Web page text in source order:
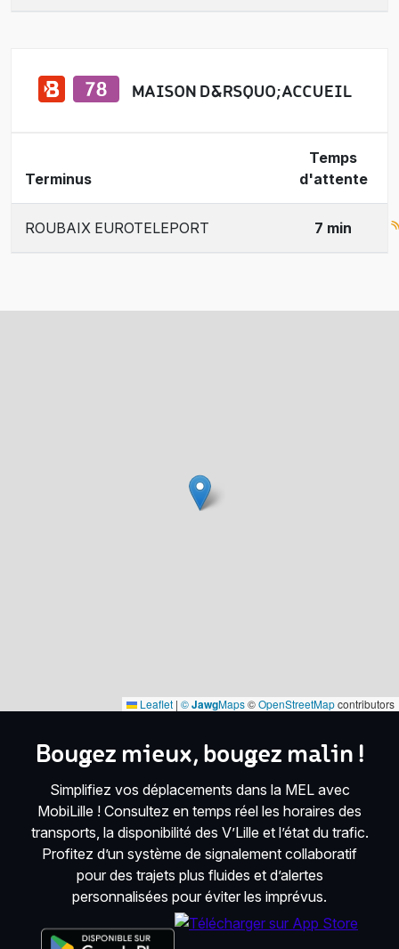
MAISON D&RSQUO;ACCUEIL
Terminus
Temps
d'attente
ROUBAIX EUROTELEPORT 7 min
Leaflet | ©JawgMaps©OpenStreetMapcontributors
Bougez mieux, bougez malin !
Simplifiez vos déplacements dans la MEL avec
MobiLille ! Consultez en temps réel les horaires des
transports, la disponibilité des V’Lille et l’état du trafic.
Profitez d’un système de signalement collaboratif
pour des trajets plus fluides et d’alertes
personnalisées pour éviter les imprévus.